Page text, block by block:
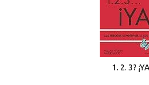
1. 2. 3?